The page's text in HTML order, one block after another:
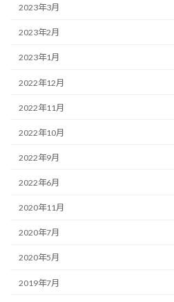
2023年3月
2023年2月
2023年1月
2022年12月
2022年11月
2022年10月
2022年9月
2022年6月
2020年11月
2020年7月
2020年5月
2019年7月